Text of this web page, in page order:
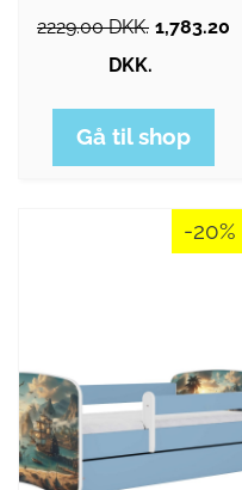
2229.00 DKK. 1,783.20
DKK.
Gå til shop
-20%